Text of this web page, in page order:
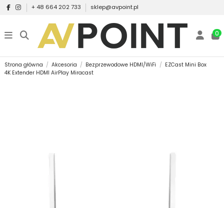
+ 48 664 202 733 sklep@avpoint.pl
0
Strona główna Akcesoria Bezprzewodowe HDMI/WiFi
EZCast Mini Box
4K Extender HDMI AirPlay Miracast